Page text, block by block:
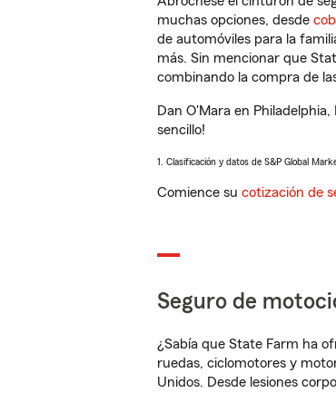
muchas opciones, desde
de automóviles para la
más. Sin mencionar que
combinando la compra de
Dan O'Mara en
sencillo!
1. Clasificación y datos de S&P Global
Comience su cotización de
Seguro de
¿Sabía que State Farm ha
ruedas, ciclomotores y
Unidos. Desde lesiones